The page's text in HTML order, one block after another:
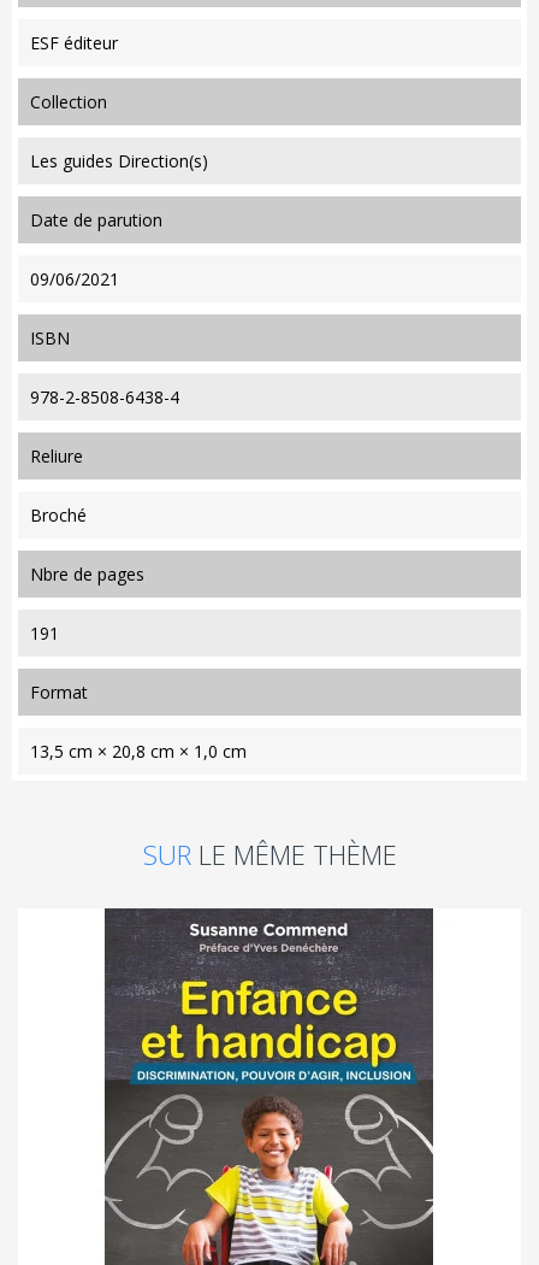
ESF éditeur
collection
Les guides Direction(s)
date de parution
09/06/2021
ISBN
978-2-8508-6438-4
reliure
Broché
nbre de pages
191
format
13,5 cm × 20,8 cm × 1,0 cm
SUR LE MÊME THÈME